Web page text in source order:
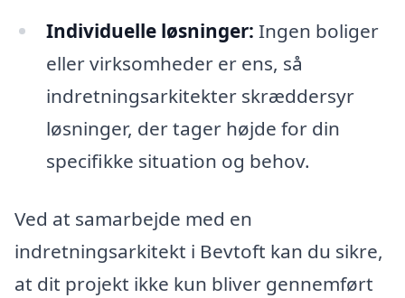
Individuelle løsninger: Ingen boliger
eller virksomheder er ens, så
indretningsarkitekter skræddersyr
løsninger, der tager højde for din
specifikke situation og behov.
Ved at samarbejde med en
indretningsarkitekt i Bevtoft kan du sikre,
at dit projekt ikke kun bliver gennemført